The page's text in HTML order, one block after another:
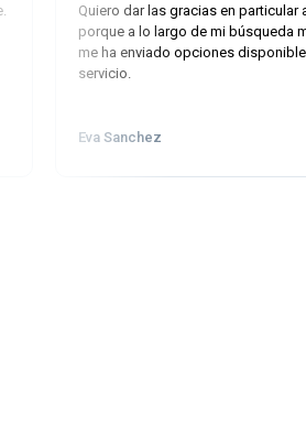
Quiero dar las gracias en particular
porque a lo largo de mi búsqueda
me ha enviado opciones
servicio.
Eva Sanchez